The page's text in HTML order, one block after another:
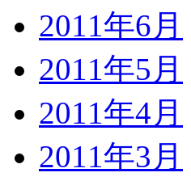
2011年6月
2011年5月
2011年4月
2011年3月